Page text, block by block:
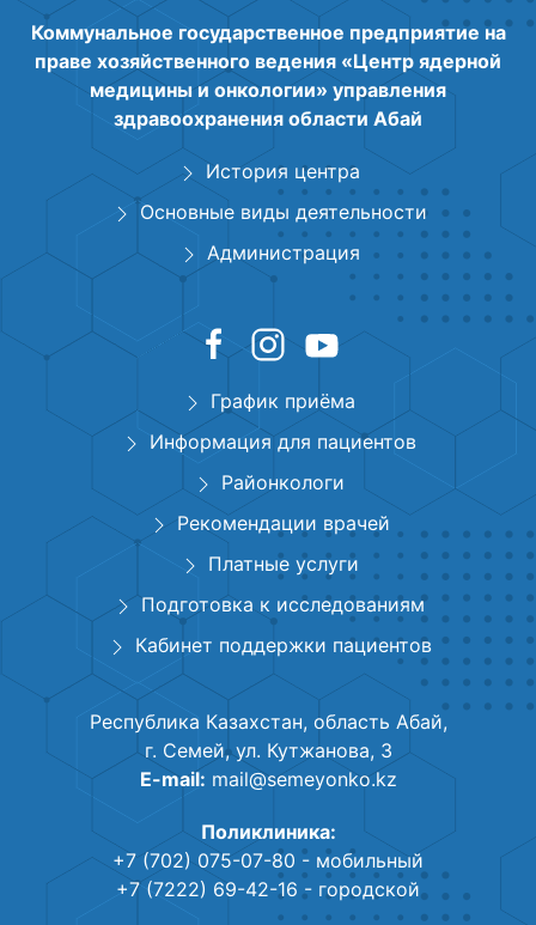
Коммунальное государственное предприятие на
праве хозяйственного ведения «Центр ядерной
медицины и онкологии» управления
здравоохранения области Абай
История центра
Основные виды деятельности
Администрация
График приёма
Информация для пациентов
Районкологи
Рекомендации врачей
Платные услуги
Подготовка к исследованиям
Кабинет поддержки пациентов
Республика Казахстан, область Абай,
г. Семей, ул. Кутжанова, 3
E-mail: mail@semeyonko.kz
Поликлиника:
+7 (702) 075-07-80 - мобильный
+7 (7222) 69-42-16 - городской